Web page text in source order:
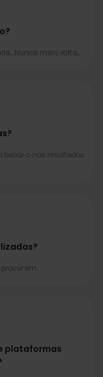
Nunca mais volta.
baixa-o nos resultados
procuram.
plataformas